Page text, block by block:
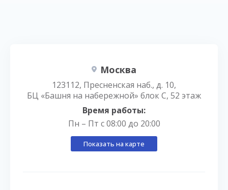
Москва
123112, Пресненская наб., д. 10,
БЦ «Башня на набережной» блок С, 52 этаж
Время работы:
Пн – Пт с 08:00 до 20:00
Показать на карте